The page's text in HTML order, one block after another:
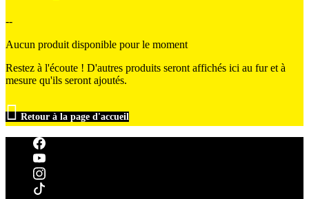
--
Aucun produit disponible pour le moment
Restez à l'écoute ! D'autres produits seront affichés ici au fur et à
mesure qu'ils seront ajoutés.
 Retour à la page d'accueil